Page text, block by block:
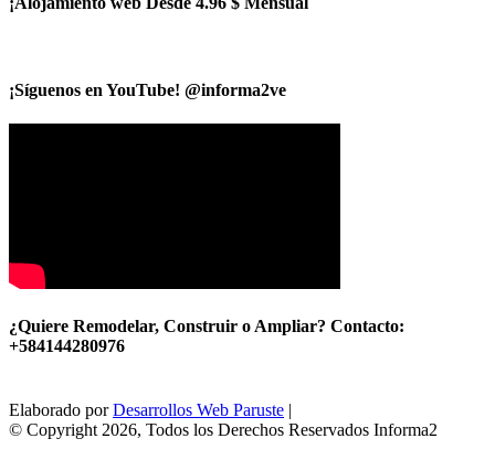
¡Síguenos en YouTube! @informa2ve
¿Quiere Remodelar, Construir o Ampliar? Contacto:
+584144280976
Elaborado porDesarrollos Web Paruste |
© Copyright 2026, Todos los Derechos Reservados Informa2